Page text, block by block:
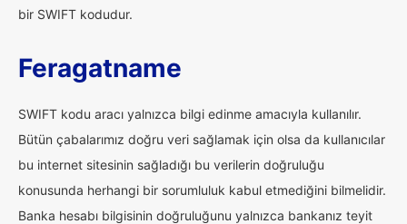
bir SWIFT kodudur.
Feragatname
SWIFT kodu aracı yalnızca bilgi edinme amacıyla kullanılır.
Bütün çabalarımız doğru veri sağlamak için olsa da kullanıcılar
bu internet sitesinin sağladığı bu verilerin doğruluğu
konusunda herhangi bir sorumluluk kabul etmediğini bilmelidir.
Banka hesabı bilgisinin doğruluğunu yalnızca bankanız teyit